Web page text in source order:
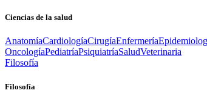
Ciencias de la salud
AnatomíaCardiologíaCirugíaEnfermería
OncologíaPediatríaPsiquiatríaSaludVeterinaria
Filosofía
Filosofía